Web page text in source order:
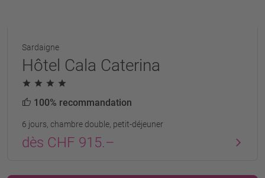
Sardaigne
Hôtel Cala Caterina
100% recommandation
6 jours, chambre double, petit-déjeuner
dès CHF 915.–